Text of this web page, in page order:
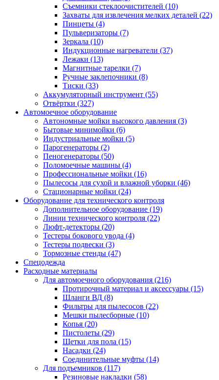
Съемники стеклоочистителей (10)
Захваты для извлечения мелких деталей (22)
Пинцеты (4)
Пульверизаторы (7)
Зеркала (10)
Индукционные нагреватели (37)
Лежаки (13)
Магнитные тарелки (7)
Ручные заклепочники (8)
Тиски (33)
Аккумуляторный инструмент (55)
Отвёртки (327)
Автомоечное оборудование
Автономные мойки высокого давления (3)
Бытовые минимойки (6)
Индустриальные мойки (5)
Парогенераторы (2)
Пеногенераторы (50)
Поломоечные машины (4)
Профессиональные мойки (16)
Пылесосы для сухой и влажной уборки (46)
Стационарные мойки (24)
Оборудование для технического контроля
Дополнительное оборудование (19)
Линии технического контроля (22)
Люфт-детекторы (20)
Тестеры бокового увода (4)
Тестеры подвески (3)
Тормозные стенды (47)
Спецодежда
Расходные материалы
Для автомоечного оборудования (216)
Протирочный материал и аксессуары (15)
Шланги ВД (8)
Фильтры для пылесосов (22)
Мешки пылесборные (10)
Копья (20)
Пистолеты (29)
Щетки для пола (15)
Насадки (24)
Соединительные муфты (14)
Для подъемников (117)
Резиновые накладки (58)